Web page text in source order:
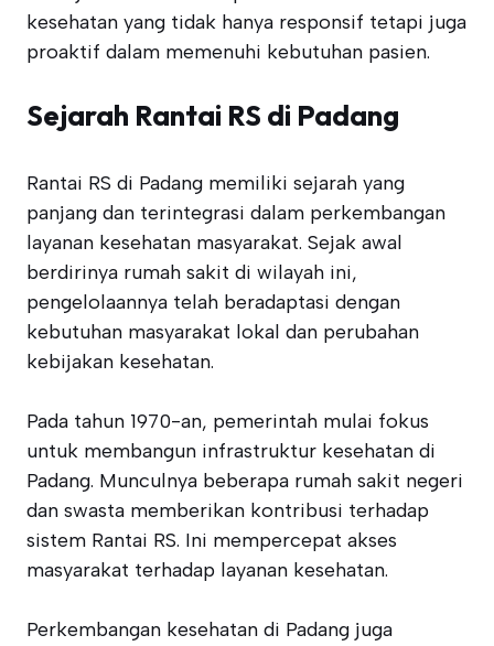
kesehatan yang tidak hanya responsif tetapi juga
proaktif dalam memenuhi kebutuhan pasien.
Sejarah Rantai RS di Padang
Rantai RS di Padang memiliki sejarah yang
panjang dan terintegrasi dalam perkembangan
layanan kesehatan masyarakat. Sejak awal
berdirinya rumah sakit di wilayah ini,
pengelolaannya telah beradaptasi dengan
kebutuhan masyarakat lokal dan perubahan
kebijakan kesehatan.
Pada tahun 1970-an, pemerintah mulai fokus
untuk membangun infrastruktur kesehatan di
Padang. Munculnya beberapa rumah sakit negeri
dan swasta memberikan kontribusi terhadap
sistem Rantai RS. Ini mempercepat akses
masyarakat terhadap layanan kesehatan.
Perkembangan kesehatan di Padang juga